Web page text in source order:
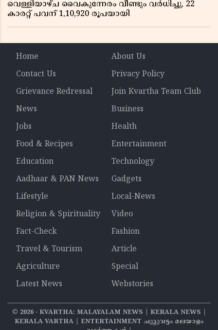
വെള്ളിയാഴ്ച വൈകുന്നേരം വീണ്ടും വർധിച്ചു, 22
കാരറ്റ് പവന് 1,10,920 രൂപയായി
Home
About Us
Contact Us
Privacy Policy
Grievance Redressal
Join Kvartha Team Club
News
Business
Jobs
Health
Food & Recipes
Entertainment
Education
Technology
Aadhaar & PAN News
Gadgets
Lifestyle
Local-News
Religion & Spirituality
Video
Fact-Check
Fashion
Travel & Tourism
Article
Agriculture
Special
Latest News
Webstories
© 2026‧ KVARTHA: MALAYALAM NEWS | KERALA NEWS |
KERALA VARTHA | ENTERTAINMENT ചുറ്റുവട്ടം മലയാളം